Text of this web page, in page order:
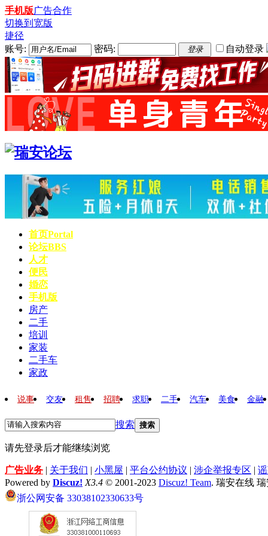
手机版广告合作
切换到宽版
捷径
账号:
密码: 登录 自动登录
首页Portal
论坛BBS
人才
便民
婚恋
手机版
房产
二手
培训
家装
二手车
家政
说事 交友 租售 招聘 求职 二手 汽车 美食 金融
搜索 搜索
请先登录后才能继续浏览
广告业务 | 关于我们 | 小黑屋 | 平台公约协议 | 涉企举报专区 |
Powered by Discuz! X3.4 © 2001-2023 Discuz! Team. 瑞安在线
浙公网安备 33038102330633号